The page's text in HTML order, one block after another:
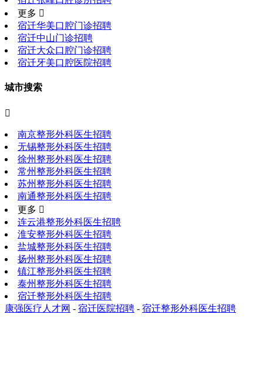
更多 
宿迁华美口腔门诊招聘
宿迁中山门诊招聘
宿迁大众口腔门诊招聘
宿迁牙美口腔医院招聘
城市搜索

南京整形外科医生招聘
无锡整形外科医生招聘
徐州整形外科医生招聘
常州整形外科医生招聘
苏州整形外科医生招聘
南通整形外科医生招聘
更多 
连云港整形外科医生招聘
淮安整形外科医生招聘
盐城整形外科医生招聘
扬州整形外科医生招聘
镇江整形外科医生招聘
泰州整形外科医生招聘
宿迁整形外科医生招聘
康强医疗人才网 - 宿迁医院招聘 - 宿迁整形外科医生招聘